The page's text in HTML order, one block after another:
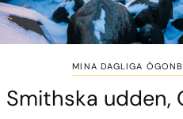
MINA DAGLIGA
Smithska udden,